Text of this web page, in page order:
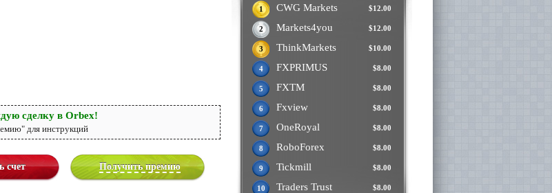
$12.00
1 CWG Markets
$12.00
2 Markets4you
$10.00
3 ThinkMarkets
$8.00
4 FXPRIMUS
$8.00
5 FXTM
$8.00
6 Fxview
$8.00
7 OneRoyal
$8.00
8 RoboForex
$8.00
9 Tickmill
$8.00
10 Traders Trust
сделку в Orbex!
для инструкций
счет Получить премию